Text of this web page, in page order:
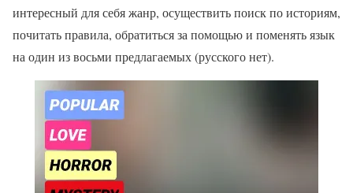
интересный для себя жанр, осуществить поиск по историям,
почитать правила, обратиться за помощью и поменять язык
на один из восьми предлагаемых (русского нет).